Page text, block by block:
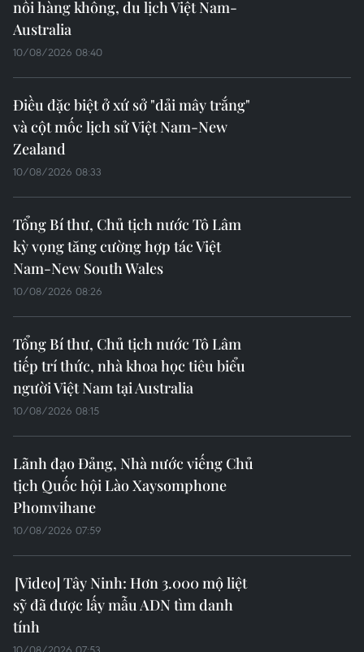
Khu Di tích Lịch sử Quốc gia Đặc biệt Tân
Trào thu hút du khách
Chỉ tính riêng trong tháng Tám, Khu Di tích Tân Trào đã
đón hơn 90.000 lượt khách trong và ngoài nước đến
tham quan, nâng tổng số khách tham quan từ đầu năm
2023 đến nay lên hơn 467.000 lượt người.
TIN CÙNG CHUYÊN MỤC
Luật Trách nhiệm bồi thường của
Nhà nước: Bảo vệ người đấu tranh
với tham nhũng
10/08/2026 11:28
Tổng Bí thư, Chủ tịch nước Tô Lâm
tiếp Đặc phái viên của Chính phủ
Australia về Đông Nam Á
10/08/2026 09:49
Lãnh đạo TP Hồ Chí Minh viếng Chủ
tịch Quốc hội Lào Xaysomphone
Phomvihane
10/08/2026 09:39
Tổng Bí thư, Chủ tịch nước Tô Lâm
dự kỷ niệm 35 năm kết nối hàng
không, du lịch giữa Việt Nam và